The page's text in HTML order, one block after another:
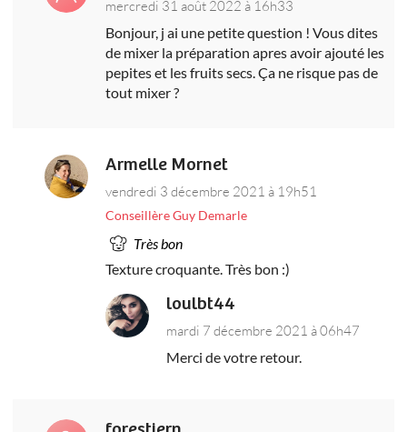
mercredi 31 août 2022 à 16h33
Bonjour, j ai une petite question ! Vous dites
de mixer la préparation apres avoir ajouté les
pepites et les fruits secs. Ça ne risque pas de
tout mixer ?
Armelle Mornet
vendredi 3 décembre 2021 à 19h51
Conseillère Guy Demarle
Très bon
Texture croquante. Très bon :)
loulbt44
mardi 7 décembre 2021 à 06h47
Merci de votre retour.